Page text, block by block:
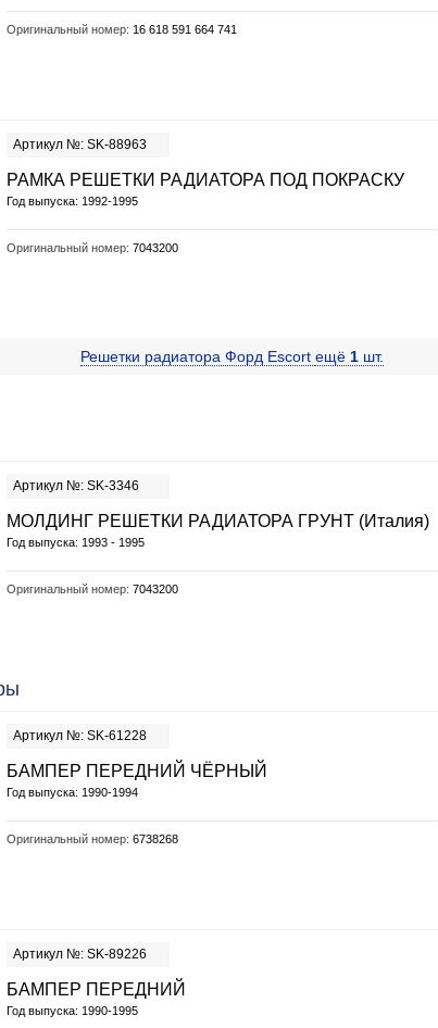
Оригинальный номер: 16 618 591 664 741
Артикул №: SK-88963
РАМКА РЕШЕТКИ РАДИАТОРА ПОД ПОКРАСКУ
Год выпуска: 1992-1995
Оригинальный номер: 7043200
Решетки радиатора Форд Escort ещё 1 шт.
Артикул №: SK-3346
МОЛДИНГ РЕШЕТКИ РАДИАТОРА ГРУНТ (Италия)
Год выпуска: 1993 - 1995
Оригинальный номер: 7043200
Артикул №: SK-61228
БАМПЕР ПЕРЕДНИЙ ЧЁРНЫЙ
Год выпуска: 1990-1994
Оригинальный номер: 6738268
Артикул №: SK-89226
БАМПЕР ПЕРЕДНИЙ
Год выпуска: 1990-1995